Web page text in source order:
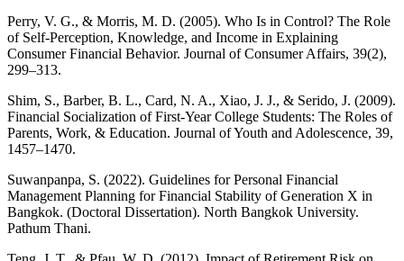
Perry, V. G., & Morris, M. D. (2005). Who Is in Control? The Role
of Self-Perception, Knowledge, and Income in Explaining
Consumer Financial Behavior. Journal of Consumer Affairs, 39(2),
299–313.
Shim, S., Barber, B. L., Card, N. A., Xiao, J. J., & Serido, J. (2009).
Financial Socialization of First-Year College Students: The Roles of
Parents, Work, & Education. Journal of Youth and Adolescence, 39,
1457–1470.
Suwanpanpa, S. (2022). Guidelines for Personal Financial
Management Planning for Financial Stability of Generation X in
Bangkok. (Doctoral Dissertation). North Bangkok University.
Pathum Thani.